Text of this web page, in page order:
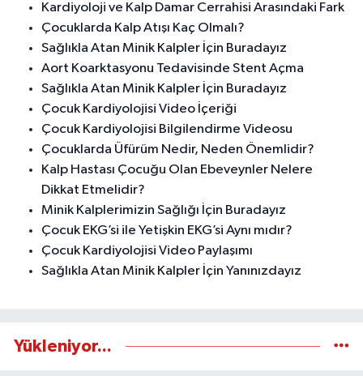
Kardiyoloji ve Kalp Damar Cerrahisi Arasındaki Fark
Çocuklarda Kalp Atışı Kaç Olmalı?
Sağlıkla Atan Minik Kalpler İçin Buradayız
Aort Koarktasyonu Tedavisinde Stent Açma
Sağlıkla Atan Minik Kalpler İçin Buradayız
Çocuk Kardiyolojisi Video İçeriği
Çocuk Kardiyolojisi Bilgilendirme Videosu
Çocuklarda Üfürüm Nedir, Neden Önemlidir?
Kalp Hastası Çocuğu Olan Ebeveynler Nelere
Dikkat Etmelidir?
Minik Kalplerimizin Sağlığı İçin Buradayız
Çocuk EKG’si ile Yetişkin EKG’si Aynı mıdır?
Çocuk Kardiyolojisi Video Paylaşımı
Sağlıkla Atan Minik Kalpler İçin Yanınızdayız
Yükleniyor...